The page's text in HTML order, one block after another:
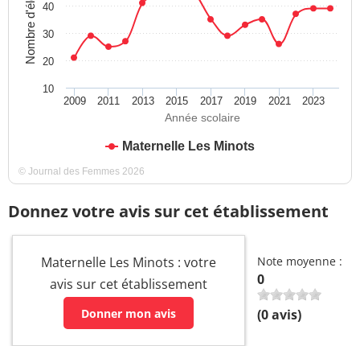
Année scolaire
Nombre d'élèves
Maternelle Les Minots
2009 2011 2013 2015 2017 2019 2021 2023
10
20
30
40
© Journal des Femmes 2026
Donnez votre avis sur cet établissement
Maternelle Les Minots : votre
avis sur cet établissement
Donner mon avis
Note moyenne :
0
(0avis)